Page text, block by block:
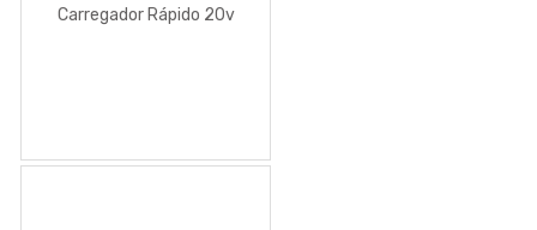
Carregador Rápido 20v